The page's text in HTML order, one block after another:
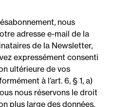
nous
adresse e-mail de la
de la Newsletter,
expressément consenti
ultérieure de vos
à l’art. 6, § 1, a)
nous réservons le droit
plus large des données,